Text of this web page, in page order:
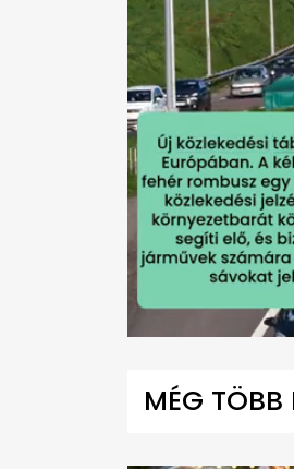
minute,
MÉG TÖBB